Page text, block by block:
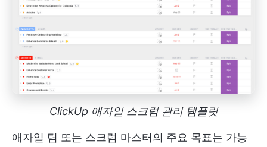
ClickUp 애자일 스크럼 관리 템플릿
애자일 팀 또는 스크럼 마스터의 주요 목표는 가능